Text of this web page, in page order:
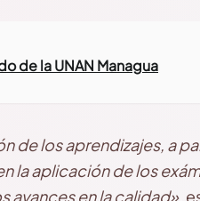
de la UNAN Managua
de los aprendizajes, a
la aplicación de los
avances en la calidad»,